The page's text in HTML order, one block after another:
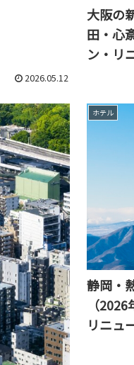
2026.05.12
大阪の
田・心
ン・リ
ホテル
静岡・
（
リニュ